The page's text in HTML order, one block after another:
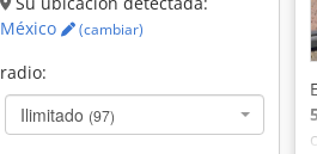
México
(cambiar)
radio:
Ilimitado (97)